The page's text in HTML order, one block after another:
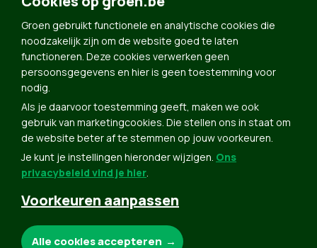
Contact
Groen in je buurt
Meldpunt
Word lid
Agenda
Bekijk kalender
Verleng je lidmaatschap
Programma oktober 2024
Programma juni 2024
Downloads
Webshop
Groen gebruikt functionele en analytische cookies die
noodzakelijk zijn om de website goed te laten
functioneren. Deze cookies verwerken geen
persoonsgegevens en hier is geen toestemming voor
nodig.
Als je daarvoor toestemming geeft, maken we ook
gebruik van marketingcookies. Die stellen ons in staat om
de website beter af te stemmen op jouw voorkeuren.
Je kunt je instellingen hieronder wijzigen. Ons
privacybeleid vind je hier.
Voorkeuren aanpassen
Alle cookies accepteren